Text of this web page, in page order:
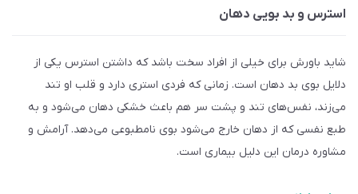
استرس و بد بویی دهان
شاید باورش برای خیلی از افراد سخت باشد که داشتن استرس یکی از
دلایل بوی بد دهان است. زمانی که فردی استری دارد و قلب او تند
می‌زند، نفس‌های تند و پشت سر هم باعث خشکی دهان می‌شود و به
طبع نفسی که از دهان خارج می‌شود بوی نامطبوعی می‌دهد. آرامش و
مشاوره درمان این دلیل بیماری است.